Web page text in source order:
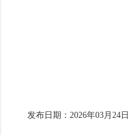
发布日期：2026年03月24日